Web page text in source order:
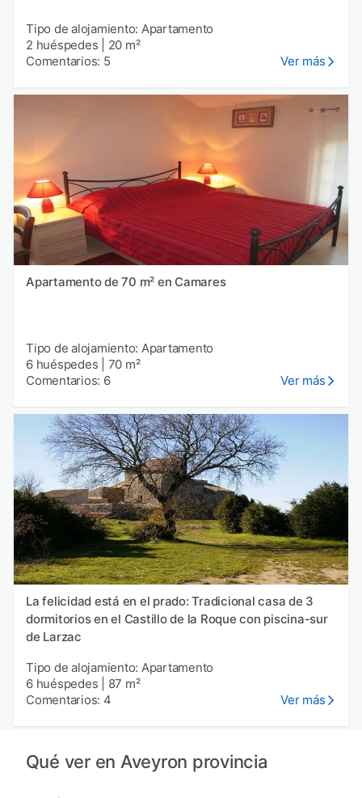
Tipo de alojamiento: Apartamento
2 huéspedes
20 m²
Comentarios: 5
Ver más
Apartamento de 70 m² en Camares
Tipo de alojamiento: Apartamento
6 huéspedes
70 m²
Comentarios: 6
Ver más
La felicidad está en el prado: Tradicional casa de 3
dormitorios en el Castillo de la Roque con piscina-sur
de Larzac
Tipo de alojamiento: Apartamento
6 huéspedes
87 m²
Comentarios: 4
Ver más
Qué ver en Aveyron provincia